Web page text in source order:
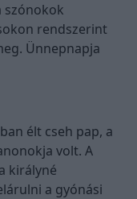
szónokok
rendszerint
Ünnepnapja
élt cseh pap, a
volt. A
királyné
a gyónási